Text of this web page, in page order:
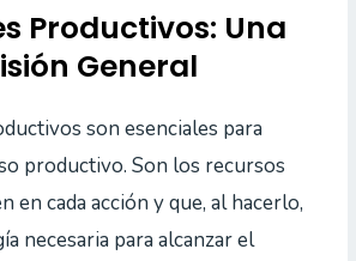
Productivos: Una
General
son esenciales para
productivo. Son los recursos
en cada acción y que, al hacerlo,
necesaria para alcanzar el